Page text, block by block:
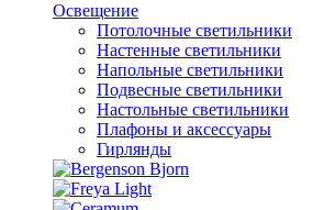
Освещение
Потолочные светильники
Настенные светильники
Напольные светильники
Подвесные светильники
Настольные светильники
Плафоны и аксессуары
Гирлянды